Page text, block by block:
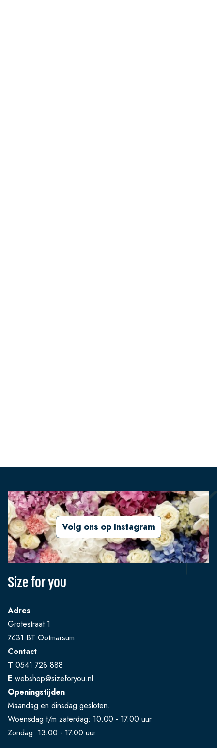
Volg ons op Instagram
Size for you
Adres
Grotestraat 1
7631 BT Ootmarsum
Contact
T 0541 728 888
E webshop@sizeforyou.nl
Openingstijden
Maandag en dinsdag gesloten.
Woensdag t/m zaterdag: 10.00 - 17.00 uur
Zondag: 13.00 - 17.00 uur